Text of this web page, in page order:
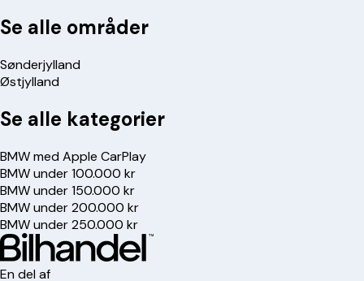
Se alle områder
Sønderjylland
Østjylland
Se alle kategorier
BMW med Apple CarPlay
BMW under 100.000 kr
BMW under 150.000 kr
BMW under 200.000 kr
BMW under 250.000 kr
En del af